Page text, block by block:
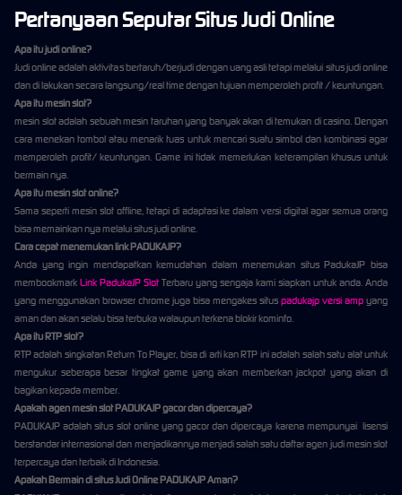
Pertanyaan Seputar Situs Judi Online
Apa itu judi online?
Judi online adalah aktivitas bertaruh/berjudi dengan uang asli tetapi melalui situs judi online
dan di lakukan secara langsung/real time dengan tujuan memperoleh profit / keuntungan.
Apa itu mesin slot?
mesin slot adalah sebuah mesin taruhan yang banyak akan di temukan di casino. Dengan
cara menekan tombol atau menarik tuas untuk mencari suatu simbol dan kombinasi agar
memperoleh profit/ keuntungan. Game ini tidak memerlukan keterampilan khusus untuk
bermain nya.
Apa itu mesin slot online?
Sama seperti mesin slot offline, tetapi di adaptasi ke dalam versi digital agar semua orang
bisa memainkan nya melalui situs judi online.
Cara cepat menemukan link PADUKAJP?
Anda yang ingin mendapatkan kemudahan dalam menemukan situs PadukaJP bisa
membookmark Link PadukaJP Slot Terbaru yang sengaja kami siapkan untuk anda. Anda
yang menggunakan browser chrome juga bisa mengakes situs padukajp versi amp yang
aman dan akan selalu bisa terbuka walaupun terkena blokir kominfo.
Apa itu RTP slot?
RTP adalah singkatan Return To Player, bisa di arti kan RTP ini adalah salah satu alat untuk
mengukur seberapa besar tingkat game yang akan memberkan jackpot yang akan di
bagikan kepada member.
Apakah agen mesin slot PADUKAJP gacor dan dipercaya?
PADUKAJP adalah situs slot online yang gacor dan dipercaya karena mempunyai lisensi
berstandar internasional dan menjadikannya menjadi salah satu daftar agen judi mesin slot
terpercaya dan terbaik di Indonesia.
Apakah Bermain di situs Judi Online PADUKAJP Aman?